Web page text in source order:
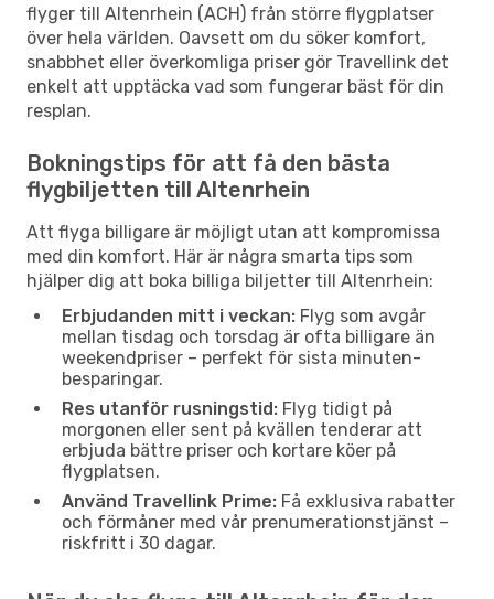
flyger till Altenrhein (ACH) från större flygplatser
över hela världen. Oavsett om du söker komfort,
snabbhet eller överkomliga priser gör Travellink det
enkelt att upptäcka vad som fungerar bäst för din
resplan.
Bokningstips för att få den bästa
flygbiljetten till Altenrhein
Att flyga billigare är möjligt utan att kompromissa
med din komfort. Här är några smarta tips som
hjälper dig att boka billiga biljetter till Altenrhein:
Erbjudanden mitt i veckan: Flyg som avgår
mellan tisdag och torsdag är ofta billigare än
weekendpriser – perfekt för sista minuten-
besparingar.
Res utanför rusningstid: Flyg tidigt på
morgonen eller sent på kvällen tenderar att
erbjuda bättre priser och kortare köer på
flygplatsen.
Använd Travellink Prime: Få exklusiva rabatter
och förmåner med vår prenumerationstjänst –
riskfritt i 30 dagar.